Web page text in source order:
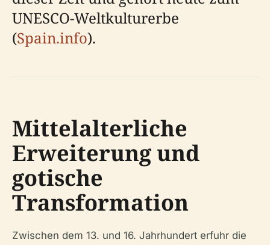
UNESCO-Weltkulturerbe
(Spain.info).
Mittelalterliche
Erweiterung und
gotische
Transformation
Zwischen dem 13. und 16. Jahrhundert erfuhr die